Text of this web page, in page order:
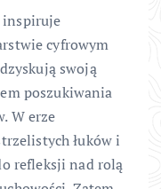
inspiruje
cyfrowym
swoją
poszukiwania
W erze
łuków i
refleksji nad rolą